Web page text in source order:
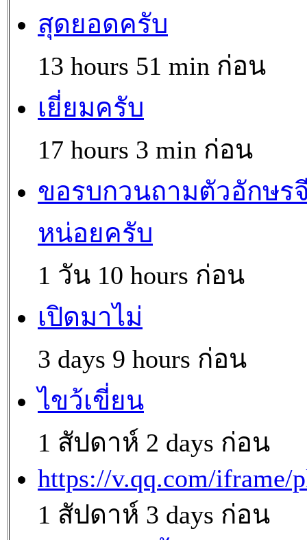
สุดยอดครับ
13 hours 51 min ก่อน
เยี่ยมครับ
17 hours 3 min ก่อน
ขอรบกวนถามตัวอักษร
หน่อยครับ
1 วัน 10 hours ก่อน
เปิดมาไม่
3 days 9 hours ก่อน
ไขว้เขี่ยน
1 สัปดาห์ 2 days ก่อน
https://v.qq.com/iframe/
1 สัปดาห์ 3 days ก่อน